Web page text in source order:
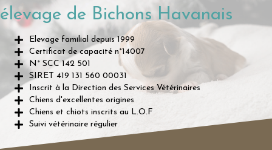
élevage de Bichons Havanais
Elevage familial depuis 1999
Certificat de capacité n°14007
N° SCC 142 501
SIRET 419 131 560 00031
Inscrit à la Direction des Services Vétérinaires
Chiens d'excellentes origines
Chiens et chiots inscrits au L.O.F
Suivi vétérinaire régulier